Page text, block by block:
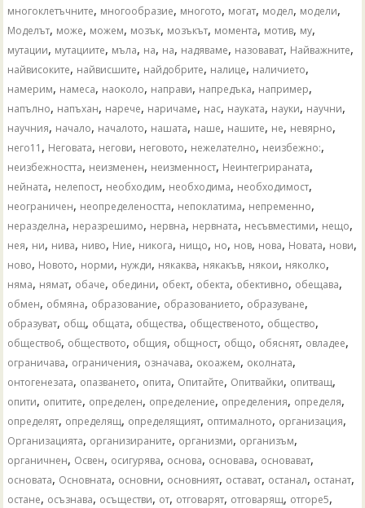
многоклетъчните, многообразие, многото, могат, модел, модели,
Моделът, може, можем, мозък, мозъкът, момента, мотив, му,
мутации, мутациите, мъла, на, ​​на, надяваме, назовават, Найважните,
найвисоките, найвисшите, найдобрите, налице, наличието,
намерим, намеса, наоколо, направи, напредъка, например,
напълно, напъхан, нарече, наричаме, нас, науката, науки, научни,
научния, начало, началото, нашата, наше, нашите, не, невярно,
него11 , Неговата, негови, неговото, нежелателно, неизбежно:,
неизбежността, неизменен, неизменност, Неинтегрираната,
нейната, нелепост, необходим, необходима, необходимост,
неограничен, неопределеността, непоклатима, непременно,
неразделна, неразрешимо, нервна, нервната, несъвместими, нещо,
нея, ни, нива, ниво, Ние, никога, нищо, но, нов, нова, Новата, нови,
ново, Новото, норми, нужди, някаква, някакъв, някои, няколко,
няма, нямат, обаче, обедини, обект, обекта, обективно, обещава,
обмен, обмяна, образование, образованието, образуване,
образуват, общ, общата, общества, общественото, общество,
общество6, обществото, общия, общност, общо, обяснят, овладее,
ограничава, ограничения, означава, окоажем, околната,
онтогенезата, опазването, опита, Опитайте, Опитвайки, опитващ,
опити, опитите, определен, определение, определения, определя,
определят, определящ, определящият, оптималното, организация,
Организацията, организираните, организми, организъм,
органичнен, Освен, осигурява, основа, основава, основават,
основата, Основната, основни, основният, остават, останал, останат,
остане, осъзнава, осъществи, от, отговарят, отговарящ, отгоре5,